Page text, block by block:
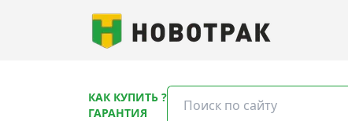
КАК КУПИТЬ ?
ГАРАНТИЯ